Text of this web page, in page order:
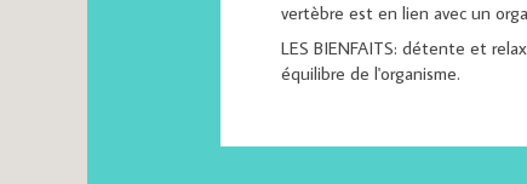
vertèbre est en lien avec un
LES BIENFAITS: détente et
équilibre de l'organisme.